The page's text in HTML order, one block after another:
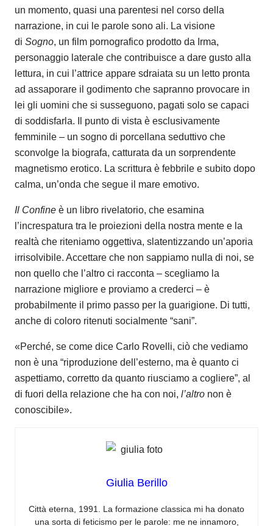
un momento, quasi una parentesi nel corso della
narrazione, in cui le parole sono ali. La visione
di Sogno , un film pornografico prodotto da Irma,
personaggio laterale che contribuisce a dare gusto alla
lettura, in cui l’attrice appare sdraiata su un letto pronta
ad assaporare il godimento che sapranno provocare in
lei gli uomini che si susseguono, pagati solo se capaci
di soddisfarla. Il punto di vista è esclusivamente
femminile – un sogno di porcellana seduttivo che
sconvolge la biografa, catturata da un sorprendente
magnetismo erotico. La scrittura è febbrile e subito dopo
calma, un’onda che segue il mare emotivo.
Il Confine è un libro rivelatorio, che esamina
l’increspatura tra le proiezioni della nostra mente e la
realtà che riteniamo oggettiva, slatentizzando un’aporia
irrisolvibile. Accettare che non sappiamo nulla di noi, se
non quello che l’altro ci racconta – scegliamo la
narrazione migliore e proviamo a crederci – è
probabilmente il primo passo per la guarigione. Di tutti,
anche di coloro ritenuti socialmente “sani”.
«Perché, se come dice Carlo Rovelli, ciò che vediamo
non è una “riproduzione dell’esterno, ma è quanto ci
aspettiamo, corretto da quanto riusciamo a cogliere”, al
di fuori della relazione che ha con noi, l’altro non è
conoscibile».
Giulia Berillo
Città eterna, 1991. La formazione classica mi ha donato
una sorta di feticismo per le parole: me ne innamoro,